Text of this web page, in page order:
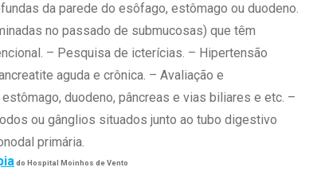
da parede do esôfago, estômago ou duodeno.
no passado de submucosas) que têm
– Pesquisa de icterícias. – Hipertensão
aguda e crônica. – Avaliação e
duodeno, pâncreas e vias biliares e etc. –
ou gânglios situados junto ao tubo digestivo
primária.
do Hospital Moinhos de Vento